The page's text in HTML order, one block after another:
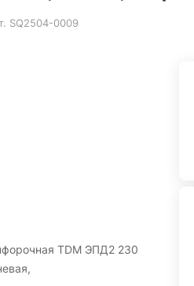
SQ2504-0009
TDM ЭПД2 230